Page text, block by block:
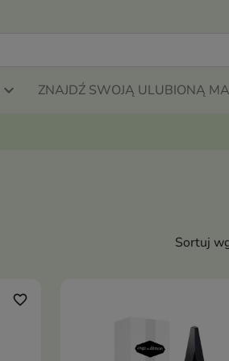
ZNAJDŹ SWOJĄ ULUBIONĄ
Sortuj
favorite_border